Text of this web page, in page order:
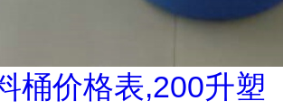
桶价格表,200升塑